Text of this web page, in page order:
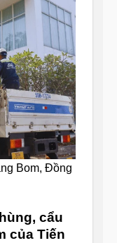
Bom, Đồng
cẩu
của Tiến